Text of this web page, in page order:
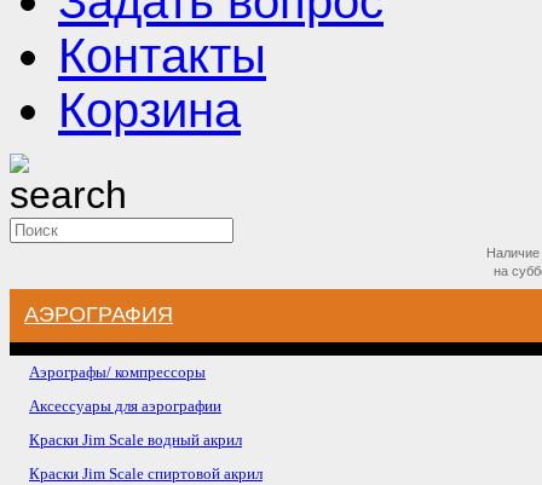
Контакты
Корзина
Наличие
на
АЭРОГРАФИЯ
Аэрографы/ компрессоры
Аксессуары для аэрографии
Краски Jim Scale водный акрил
Краски Jim Scale спиртовой акрил